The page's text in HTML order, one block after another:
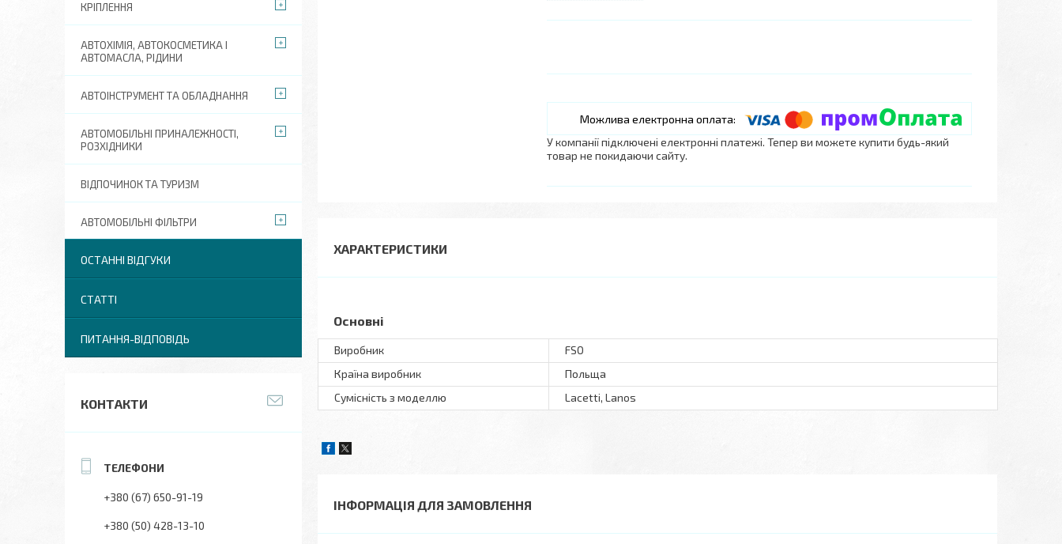
У компанії підключені електронні платежі. Тепер ви можете купити будь-який
товар не покидаючи сайту.
ХАРАКТЕРИСТИКИ
Основні
Виробник
FSO
Країна виробник
Польща
Сумісність з моделлю
Lacetti, Lanos
ІНФОРМАЦІЯ ДЛЯ ЗАМОВЛЕННЯ
КРІПЛЕННЯ
АВТОХІМІЯ, АВТОКОСМЕТИКА І
АВТОМАСЛА, РІДИНИ
АВТОІНСТРУМЕНТ ТА ОБЛАДНАННЯ
АВТОМОБІЛЬНІ ПРИНАЛЕЖНОСТІ,
РОЗХІДНИКИ
ВІДПОЧИНОК ТА ТУРИЗМ
АВТОМОБІЛЬНІ ФІЛЬТРИ
ОСТАННІ ВІДГУКИ
СТАТТІ
ПИТАННЯ-ВІДПОВІДЬ
КОНТАКТИ
+380 (67) 650-91-19
+380 (50) 428-13-10